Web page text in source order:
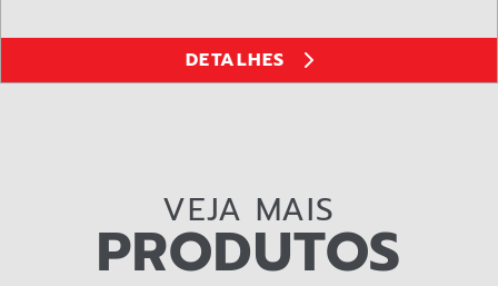
DETALHES
VEJA MAIS
PRODUTOS